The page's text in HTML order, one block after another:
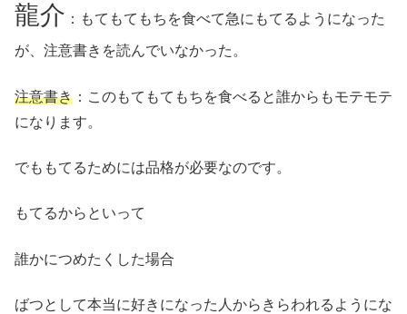
龍介 ：もてもてもちを食べて急にもてるようになった
が、注意書きを読んでいなかった。
注意書き ：このもてもてもちを食べると誰からもモテモテ
になります。
でももてるためには品格が必要なのです。
もてるからといって
誰かにつめたくした場合
ばつとして本当に好きになった人からきらわれるようにな